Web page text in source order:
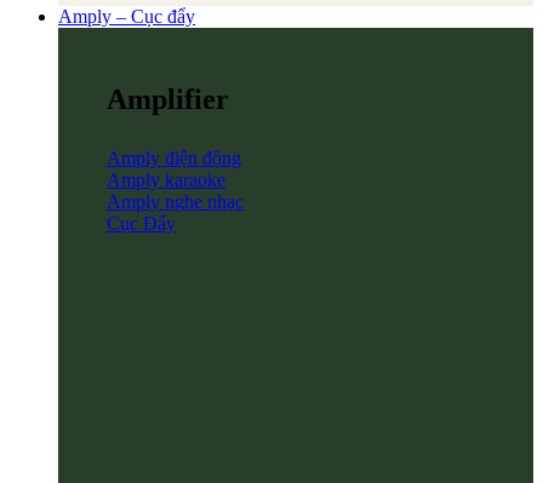
Amply – Cục đẩy
Amplifier
Amply điện động
Amply karaoke
Amply nghe nhạc
Cục Đẩy